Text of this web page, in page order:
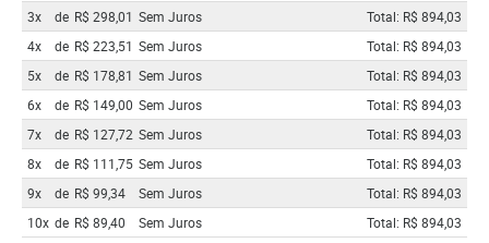
3x
de R$ 298,01 Sem Juros
Total: R$ 894,03
4x
de R$ 223,51 Sem Juros
Total: R$ 894,03
5x
de R$ 178,81 Sem Juros
Total: R$ 894,03
6x
de R$ 149,00 Sem Juros
Total: R$ 894,03
7x
de R$ 127,72 Sem Juros
Total: R$ 894,03
8x
de R$ 111,75 Sem Juros
Total: R$ 894,03
9x
de R$ 99,34 Sem Juros
Total: R$ 894,03
10x de R$ 89,40 Sem Juros Total: R$ 894,03